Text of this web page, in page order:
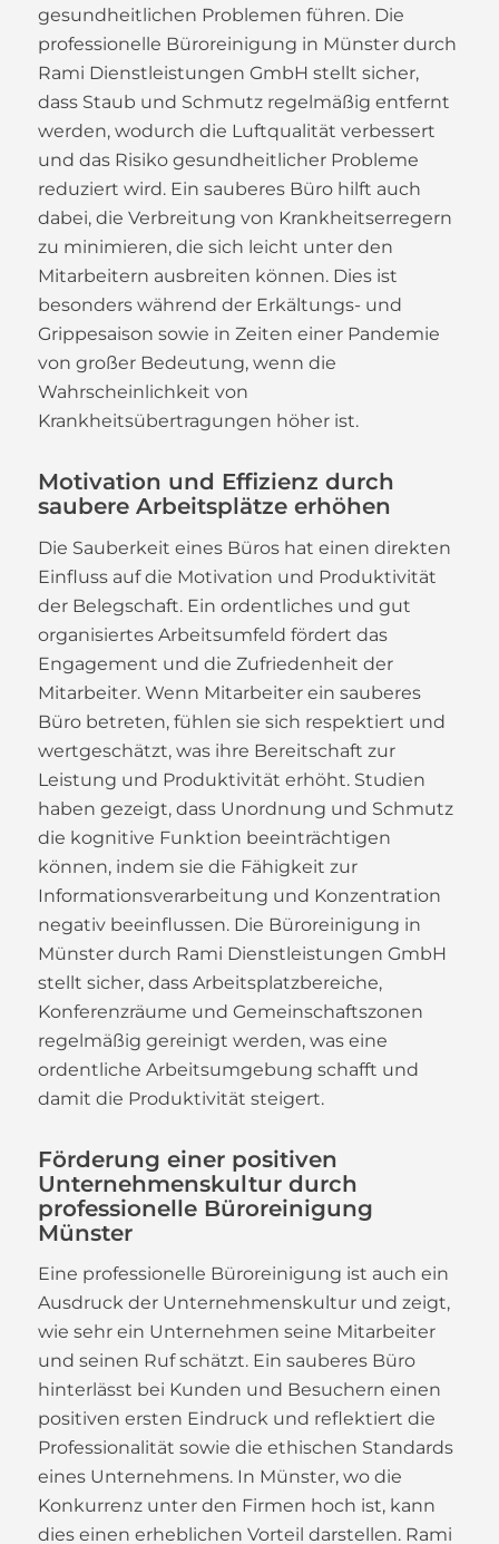
gesundheitlichen Problemen führen. Die
professionelle Büroreinigung in Münster durch
Rami Dienstleistungen GmbH stellt sicher,
dass Staub und Schmutz regelmäßig entfernt
werden, wodurch die Luftqualität verbessert
und das Risiko gesundheitlicher Probleme
reduziert wird. Ein sauberes Büro hilft auch
dabei, die Verbreitung von Krankheitserregern
zu minimieren, die sich leicht unter den
Mitarbeitern ausbreiten können. Dies ist
besonders während der Erkältungs- und
Grippesaison sowie in Zeiten einer Pandemie
von großer Bedeutung, wenn die
Wahrscheinlichkeit von
Krankheitsübertragungen höher ist.
Motivation und Effizienz durch
saubere Arbeitsplätze erhöhen
Die Sauberkeit eines Büros hat einen direkten
Einfluss auf die Motivation und Produktivität
der Belegschaft. Ein ordentliches und gut
organisiertes Arbeitsumfeld fördert das
Engagement und die Zufriedenheit der
Mitarbeiter. Wenn Mitarbeiter ein sauberes
Büro betreten, fühlen sie sich respektiert und
wertgeschätzt, was ihre Bereitschaft zur
Leistung und Produktivität erhöht. Studien
haben gezeigt, dass Unordnung und Schmutz
die kognitive Funktion beeinträchtigen
können, indem sie die Fähigkeit zur
Informationsverarbeitung und Konzentration
negativ beeinflussen. Die Büroreinigung in
Münster durch Rami Dienstleistungen GmbH
stellt sicher, dass Arbeitsplatzbereiche,
Konferenzräume und Gemeinschaftszonen
regelmäßig gereinigt werden, was eine
ordentliche Arbeitsumgebung schafft und
damit die Produktivität steigert.
Förderung einer positiven
Unternehmenskultur durch
professionelle Büroreinigung
Münster
Eine professionelle Büroreinigung ist auch ein
Ausdruck der Unternehmenskultur und zeigt,
wie sehr ein Unternehmen seine Mitarbeiter
und seinen Ruf schätzt. Ein sauberes Büro
hinterlässt bei Kunden und Besuchern einen
positiven ersten Eindruck und reflektiert die
Professionalität sowie die ethischen Standards
eines Unternehmens. In Münster, wo die
Konkurrenz unter den Firmen hoch ist, kann
dies einen erheblichen Vorteil darstellen. Rami